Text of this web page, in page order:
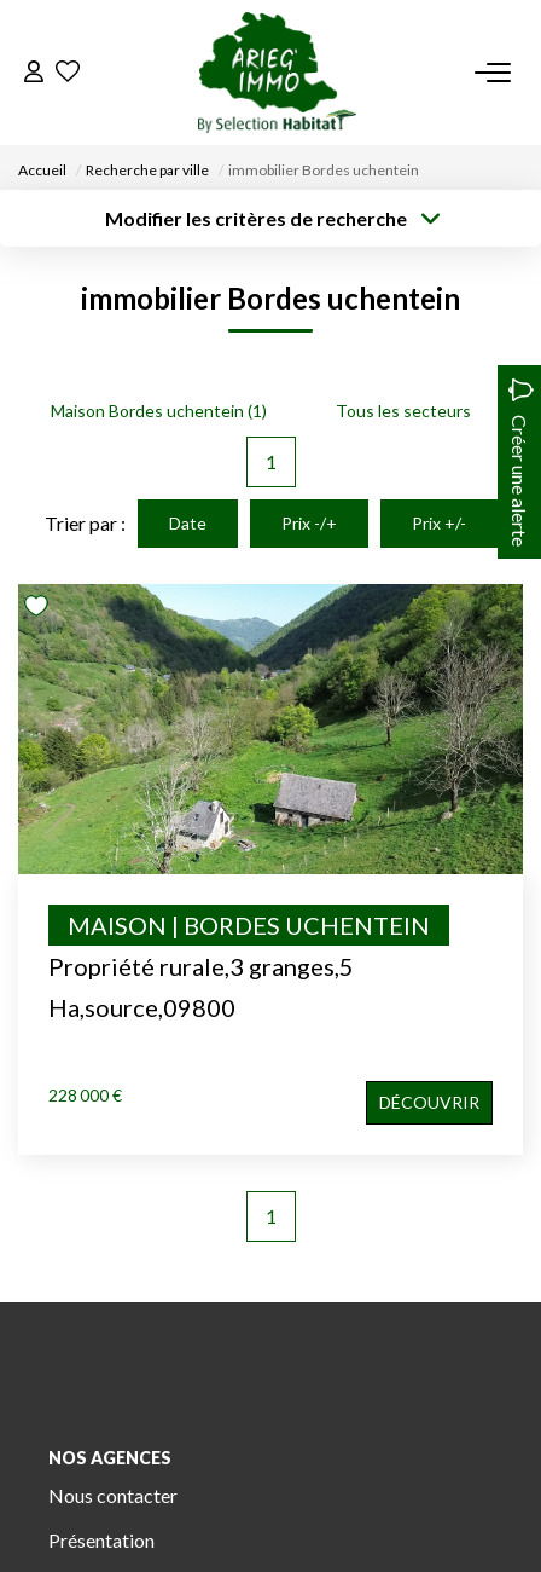
ACCUEIL
DÉPOSEZ VOTRE RECHERCHE
NOUS REJOINDRE
CONTACT
EN
Accueil Recherche par ville immobilier Bordes uchentein
Modifier les critères de recherche
Type de bien
immobilier Bordes uchentein
Maison Bordes uchentein (1) Tous les secteurs
Créer une alerte
1
Trier par : Date Prix -/+ Prix +/-
Propriété rurale,3 granges,5
Ha,source,09800
MAISON | BORDES UCHENTEIN
228 000 € DÉCOUVRIR
1
NOS AGENCES
Nous contacter
Présentation